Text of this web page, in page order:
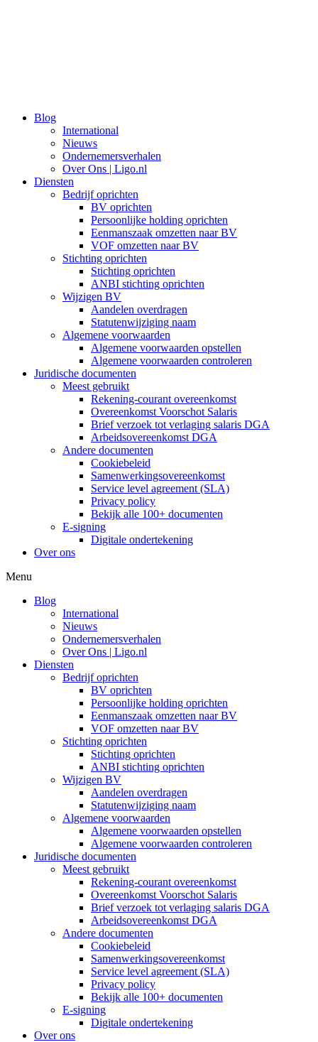
Blog
International
Nieuws
Ondernemersverhalen
Over Ons | Ligo.nl
Diensten
Bedrijf oprichten
BV oprichten
Persoonlijke holding oprichten
Eenmanszaak omzetten naar BV
VOF omzetten naar BV
Stichting oprichten
Stichting oprichten
ANBI stichting oprichten
Wijzigen BV
Aandelen overdragen
Statutenwijziging naam
Algemene voorwaarden
Algemene voorwaarden opstellen
Algemene voorwaarden controleren
Juridische documenten
Meest gebruikt
Rekening-courant overeenkomst
Overeenkomst Voorschot Salaris
Brief verzoek tot verlaging salaris DGA
Arbeidsovereenkomst DGA
Andere documenten
Cookiebeleid
Samenwerkingsovereenkomst
Service level agreement (SLA)
Privacy policy
Bekijk alle 100+ documenten
E-signing
Digitale ondertekening
Over ons
Menu
Blog
International
Nieuws
Ondernemersverhalen
Over Ons | Ligo.nl
Diensten
Bedrijf oprichten
BV oprichten
Persoonlijke holding oprichten
Eenmanszaak omzetten naar BV
VOF omzetten naar BV
Stichting oprichten
Stichting oprichten
ANBI stichting oprichten
Wijzigen BV
Aandelen overdragen
Statutenwijziging naam
Algemene voorwaarden
Algemene voorwaarden opstellen
Algemene voorwaarden controleren
Juridische documenten
Meest gebruikt
Rekening-courant overeenkomst
Overeenkomst Voorschot Salaris
Brief verzoek tot verlaging salaris DGA
Arbeidsovereenkomst DGA
Andere documenten
Cookiebeleid
Samenwerkingsovereenkomst
Service level agreement (SLA)
Privacy policy
Bekijk alle 100+ documenten
E-signing
Digitale ondertekening
Over ons